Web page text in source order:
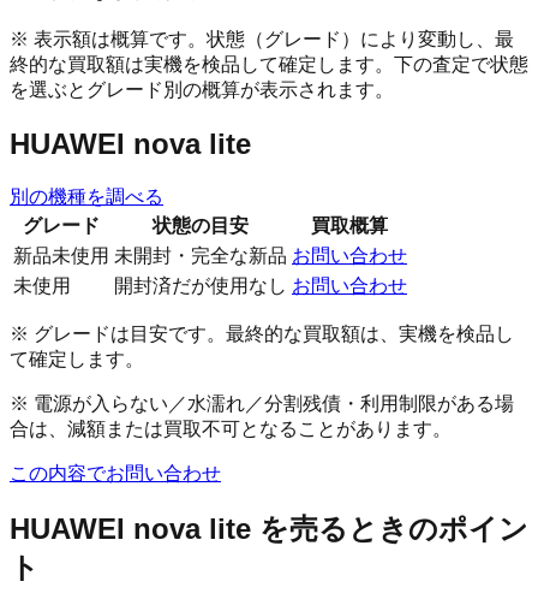
※ 表示額は概算です。状態（グレード）により変動し、最
終的な買取額は実機を検品して確定します。下の査定で状態
を選ぶとグレード別の概算が表示されます。
HUAWEI nova lite
別の機種を調べる
グレード
状態の目安
買取概算
新品未使用 未開封・完全な新品 お問い合わせ
未使用
開封済だが使用なし お問い合わせ
※ グレードは目安です。最終的な買取額は、実機を検品し
て確定します。
※ 電源が入らない／水濡れ／分割残債・利用制限がある場
合は、減額または買取不可となることがあります。
この内容でお問い合わせ
HUAWEI nova lite を売るときのポイン
ト